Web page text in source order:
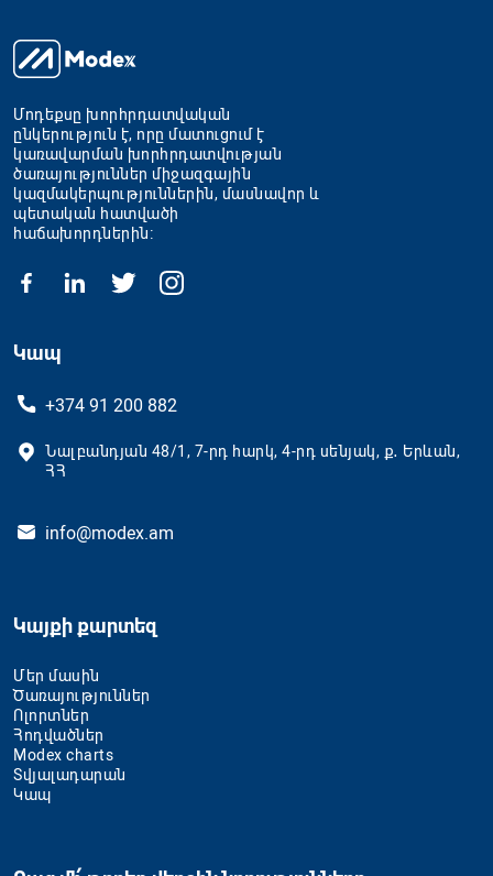
Մոդեքսը խորհրդատվական
ընկերություն է, որը մատուցում է
կառավարման խորհրդատվության
ծառայություններ միջազգային
կազմակերպություններին, մասնավոր և
պետական հատվածի
հաճախորդներին։
Կապ
+374 91 200 882
Նալբանդյան 48/1, 7-րդ հարկ, 4-րդ սենյակ, ք․ Երևան,
ՀՀ
info@modex.am
Կայքի քարտեզ
Մեր մասին
Ծառայություններ
Ոլորտներ
Հոդվածներ
Modex charts
Տվյալադարան
Կապ